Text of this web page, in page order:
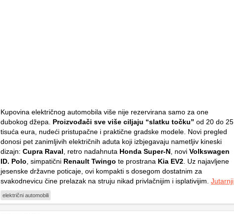
Kupovina električnog automobila više nije rezervirana samo za one
dubokog džepa. Proizvođači sve više ciljaju “slatku točku” od 20 do 25
tisuća eura, nudeći pristupačne i praktične gradske modele. Novi pregled
donosi pet zanimljivih električnih aduta koji izbjegavaju nametljiv kineski
dizajn: Cupra Raval , retro nadahnuta Honda Super-N , novi Volkswagen
ID. Polo , simpatični Renault Twingo te prostrana Kia EV2 . Uz najavljene
jesenske državne poticaje, ovi kompakti s dosegom dostatnim za
svakodnevicu čine prelazak na struju nikad privlačnijim i isplativijim. Jutarnji
električni automobili